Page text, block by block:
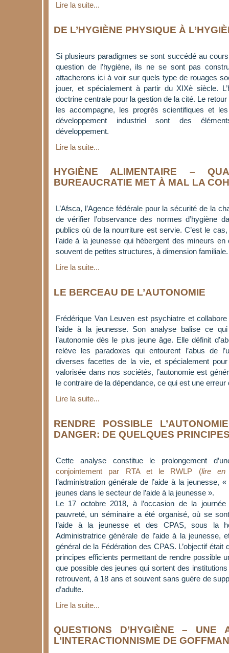
Lire la suite...
DE L’HYGIÈNE PHYSIQUE À
Si plusieurs paradigmes se sont succédé au
question de l’hygiène, ils ne se sont pas
attacherons ici à voir sur quels type de rouages
jouer, et spécialement à partir du XIXè siècle.
doctrine centrale pour la gestion de la cité. Le retour
les accompagne, les progrès scientifiques et
développement industriel sont des
développement.
Lire la suite...
HYGIÈNE ALIMENTAIRE –
BUREAUCRATIE MET À MAL LA
L’Afsca, l’Agence fédérale pour la sécurité de la
de vérifier l’observance des normes d’hygiène
publics où de la nourriture est servie. C’est le
l’aide à la jeunesse qui hébergent des mineurs
souvent de petites structures, à dimension familiale.
Lire la suite...
LE BERCEAU DE L’AUTONOMIE
Frédérique Van Leuven est psychiatre et
l’aide à la jeunesse. Son analyse balise ce
l’autonomie dès le plus jeune âge. Elle définit
relève les paradoxes qui entourent l’abus de
diverses facettes de la vie, et spécialement
valorisée dans nos sociétés, l’autonomie est
le contraire de la dépendance, ce qui est une erreur
Lire la suite...
RENDRE POSSIBLE
DANGER: DE QUELQUES
Cette analyse constitue le prolongement
conjointement par RTA et le RWLP (lire en
l’administration générale de l’aide à la jeunesse,
jeunes dans le secteur de l’aide à la jeunesse ».
Le 17 octobre 2018, à l’occasion de la
pauvreté, un séminaire a été organisé, où se
l’aide à la jeunesse et des CPAS, sous la
Administratrice générale de l’aide à la jeunesse,
général de la Fédération des CPAS. L’objectif était
principes efficients permettant de rendre possible
que possible des jeunes qui sortent des
retrouvent, à 18 ans et souvent sans guère de
d’adulte.
Lire la suite...
QUESTIONS D’HYGIÈNE – UNE
L’INTERACTIONNISME DE GOFFMAN